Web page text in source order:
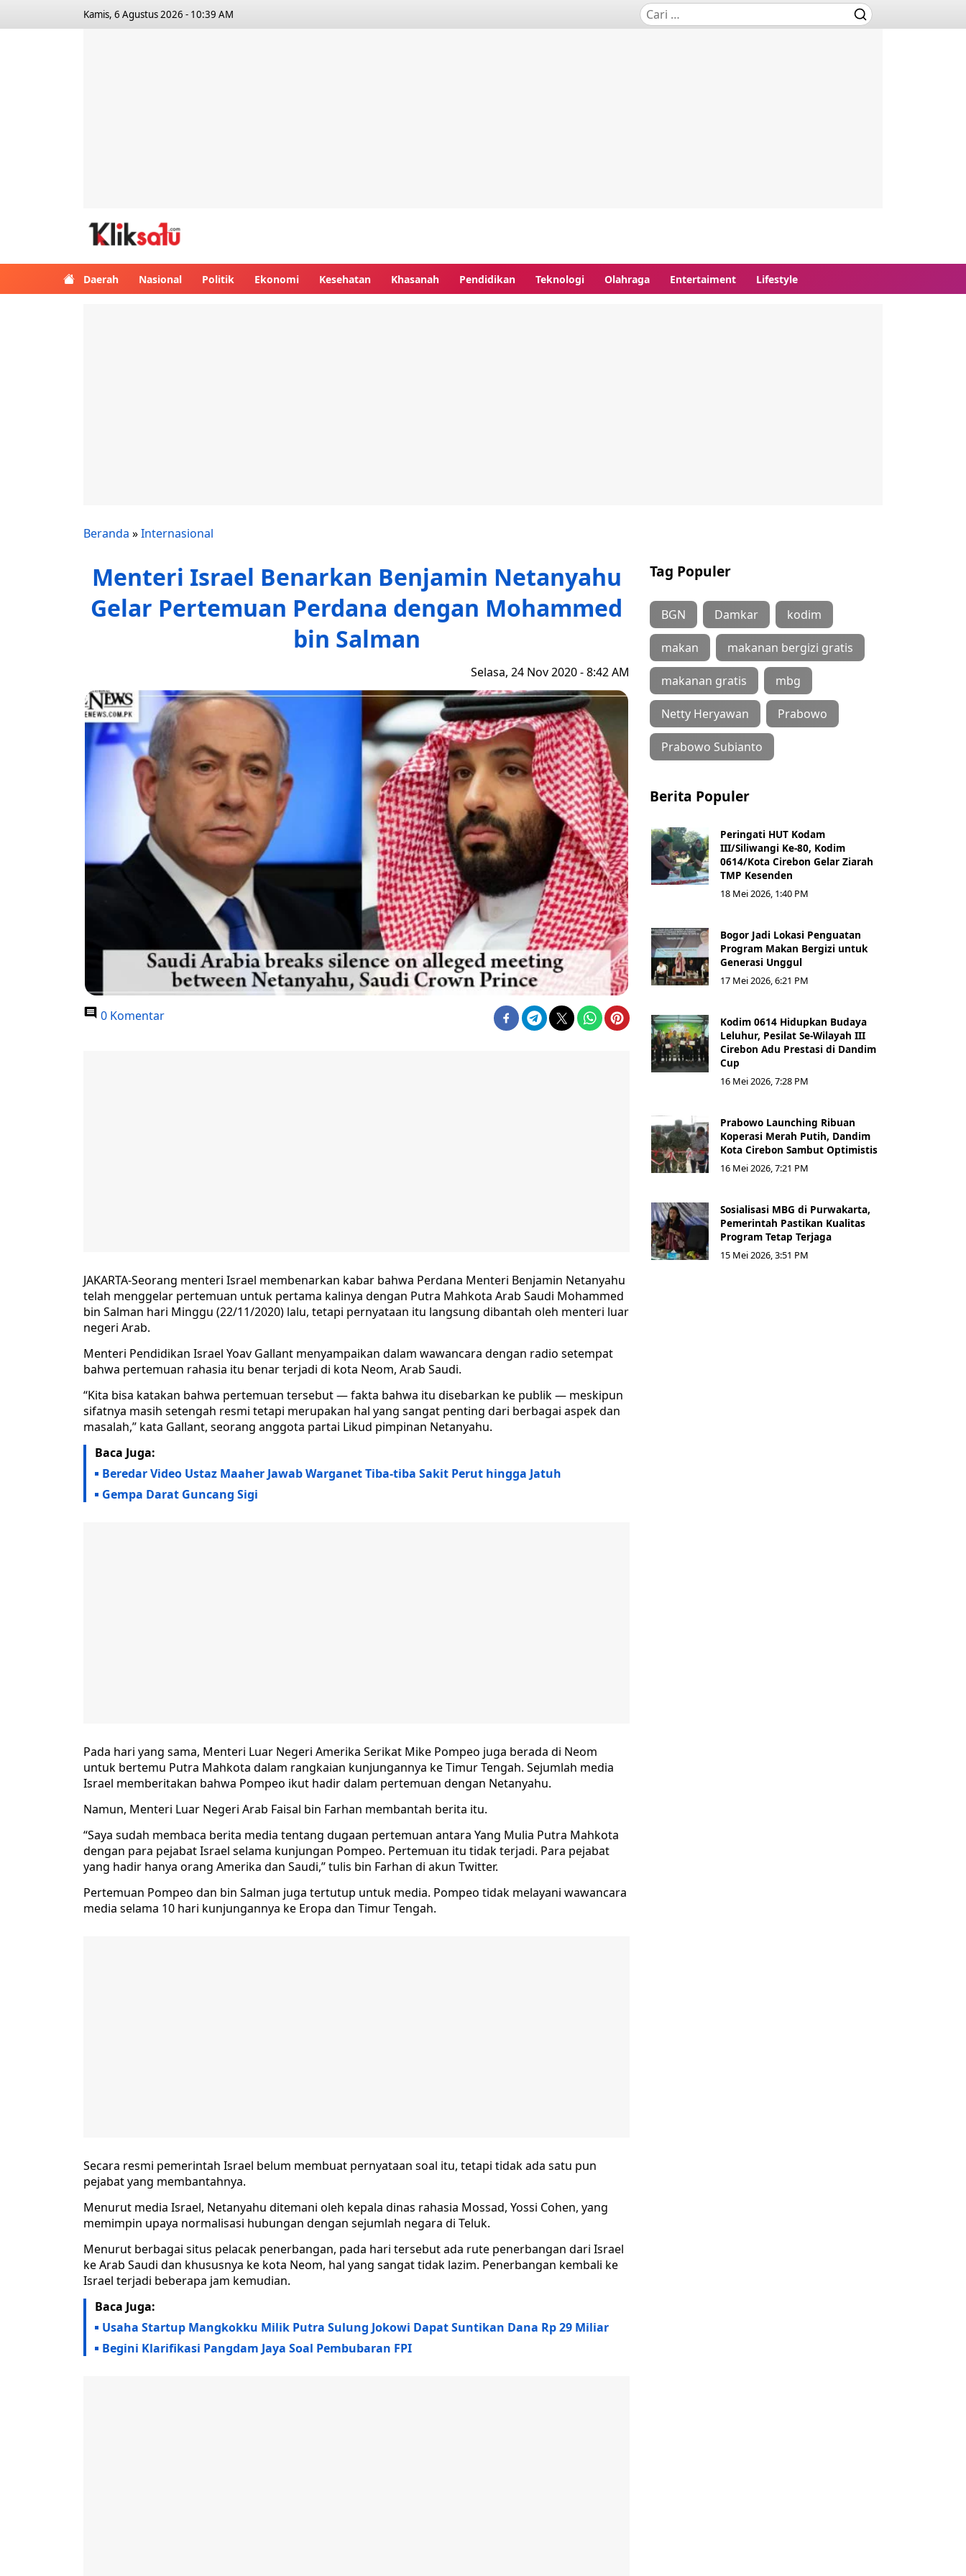
Kamis, 6 Agustus 2026 - 10:39 AM
Daerah Nasional Politik Ekonomi Kesehatan Khasanah Pendidikan Teknologi Olahraga Entertaiment Lifestyle
Beranda »Internasional
Menteri Israel Benarkan Benjamin Netanyahu
Gelar Pertemuan Perdana dengan Mohammed
bin Salman
Selasa, 24 Nov 2020 - 8:42 AM
0 Komentar
JAKARTA-Seorang menteri Israel membenarkan kabar bahwa Perdana Menteri Benjamin Netanyahu
telah menggelar pertemuan untuk pertama kalinya dengan Putra Mahkota Arab Saudi Mohammed
bin Salman hari Minggu (22/11/2020) lalu, tetapi pernyataan itu langsung dibantah oleh menteri luar
negeri Arab.
Menteri Pendidikan Israel Yoav Gallant menyampaikan dalam wawancara dengan radio setempat
bahwa pertemuan rahasia itu benar terjadi di kota Neom, Arab Saudi.
“Kita bisa katakan bahwa pertemuan tersebut — fakta bahwa itu disebarkan ke publik — meskipun
sifatnya masih setengah resmi tetapi merupakan hal yang sangat penting dari berbagai aspek dan
masalah,” kata Gallant, seorang anggota partai Likud pimpinan Netanyahu.
Baca Juga:
Beredar Video Ustaz Maaher Jawab Warganet Tiba-tiba Sakit Perut hingga Jatuh
Gempa Darat Guncang Sigi
Pada hari yang sama, Menteri Luar Negeri Amerika Serikat Mike Pompeo juga berada di Neom
untuk bertemu Putra Mahkota dalam rangkaian kunjungannya ke Timur Tengah. Sejumlah media
Israel memberitakan bahwa Pompeo ikut hadir dalam pertemuan dengan Netanyahu.
Namun, Menteri Luar Negeri Arab Faisal bin Farhan membantah berita itu.
“Saya sudah membaca berita media tentang dugaan pertemuan antara Yang Mulia Putra Mahkota
dengan para pejabat Israel selama kunjungan Pompeo. Pertemuan itu tidak terjadi. Para pejabat
yang hadir hanya orang Amerika dan Saudi,” tulis bin Farhan di akun Twitter.
Pertemuan Pompeo dan bin Salman juga tertutup untuk media. Pompeo tidak melayani wawancara
media selama 10 hari kunjungannya ke Eropa dan Timur Tengah.
Secara resmi pemerintah Israel belum membuat pernyataan soal itu, tetapi tidak ada satu pun
pejabat yang membantahnya.
Menurut media Israel, Netanyahu ditemani oleh kepala dinas rahasia Mossad, Yossi Cohen, yang
memimpin upaya normalisasi hubungan dengan sejumlah negara di Teluk.
Menurut berbagai situs pelacak penerbangan, pada hari tersebut ada rute penerbangan dari Israel
ke Arab Saudi dan khususnya ke kota Neom, hal yang sangat tidak lazim. Penerbangan kembali ke
Israel terjadi beberapa jam kemudian.
Baca Juga:
Usaha Startup Mangkokku Milik Putra Sulung Jokowi Dapat Suntikan Dana Rp 29 Miliar
Begini Klarifikasi Pangdam Jaya Soal Pembubaran FPI
Tag Populer
BGN Damkar kodim
makan makanan bergizi gratis
makanan gratis mbg
Netty Heryawan Prabowo
Prabowo Subianto
Berita Populer
Peringati HUT Kodam
III/Siliwangi Ke-80, Kodim
0614/Kota Cirebon Gelar Ziarah
TMP Kesenden
18 Mei 2026, 1:40 PM
Bogor Jadi Lokasi Penguatan
Program Makan Bergizi untuk
Generasi Unggul
17 Mei 2026, 6:21 PM
Kodim 0614 Hidupkan Budaya
Leluhur, Pesilat Se-Wilayah III
Cirebon Adu Prestasi di Dandim
Cup
16 Mei 2026, 7:28 PM
Prabowo Launching Ribuan
Koperasi Merah Putih, Dandim
Kota Cirebon Sambut Optimistis
16 Mei 2026, 7:21 PM
Sosialisasi MBG di Purwakarta,
Pemerintah Pastikan Kualitas
Program Tetap Terjaga
15 Mei 2026, 3:51 PM